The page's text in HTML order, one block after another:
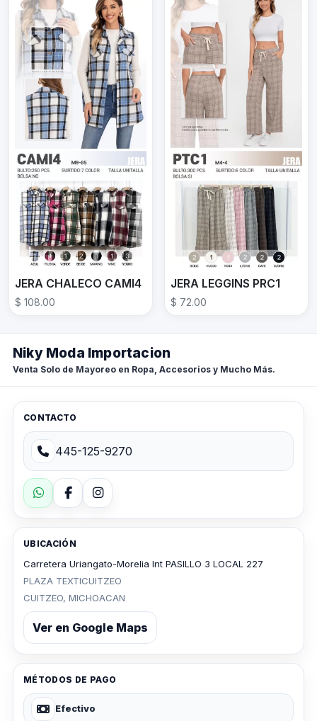
JERA CHALECO CAMI4
$ 108.00
JERA LEGGINS PRC1
$ 72.00
Niky Moda Importacion
Venta Solo de Mayoreo en Ropa, Accesorios y Mucho Más.
CONTACTO
445-125-9270
UBICACIÓN
Carretera Uriangato-Morelia Int PASILLO 3 LOCAL 227
PLAZA TEXTICUITZEO
CUITZEO, MICHOACAN
Ver en Google Maps
MÉTODOS DE PAGO
Efectivo